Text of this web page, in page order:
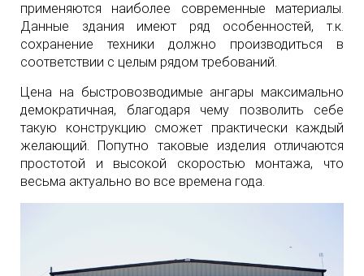
применяются наиболее современные материалы.
Данные здания имеют ряд особенностей, т.к.
сохранение техники должно производиться в
соответствии с целым рядом требований.
Цена на быстровозводимые ангары максимально
демократичная, благодаря чему позволить себе
такую конструкцию сможет практически каждый
желающий. Попутно таковые изделия отличаются
простотой и высокой скоростью монтажа, что
весьма актуально во все времена года.